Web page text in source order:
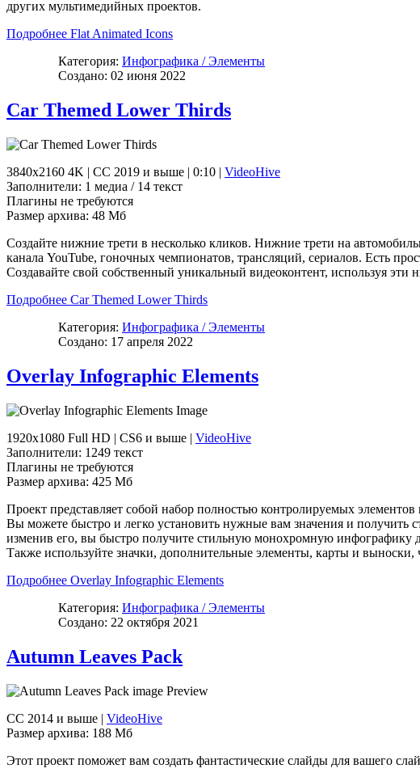
других мультимедийных проектов.
Подробнее Flat Animated Icons
Категория: Инфографика / Элементы
Создано: 02 июня 2022
Car Themed Lower Thirds
3840x2160 4K | CC 2019 и выше | 0:10 | VideoHive
Заполнители: 1 медиа / 14 текст
Плагины не требуются
Размер архива: 48 Мб
Создайте нижние трети в несколько кликов. Нижние трети на
канала YouTube, гоночных чемпионатов, трансляций, сериалов. Есть
Создавайте свой собственный уникальный видеоконтент, используя эти
Подробнее Car Themed Lower Thirds
Категория: Инфографика / Элементы
Создано: 17 апреля 2022
Overlay Infographic Elements
1920x1080 Full HD | CS6 и выше | VideoHive
Заполнители: 1249 текст
Плагины не требуются
Размер архива: 425 Мб
Проект представляет собой набор полностью контролируемых элементов
Вы можете быстро и легко установить нужные вам значения и получить
изменив его, вы быстро получите стильную монохромную инфографику
Также используйте значки, дополнительные элементы, карты и
Подробнее Overlay Infographic Elements
Категория: Инфографика / Элементы
Создано: 22 октября 2021
Autumn Leaves Pack
CC 2014 и выше | VideoHive
Размер архива: 188 Мб
Этот проект поможет вам создать фантастические слайды для вашего